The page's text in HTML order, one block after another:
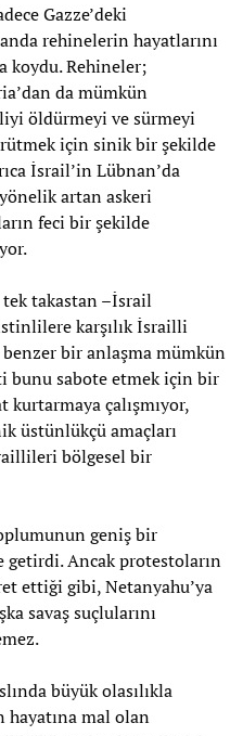
Gazze’deki
rehinelerin hayatlarını
koydu. Rehineler;
da mümkün
öldürmeyi ve sürmeyi
için sinik bir şekilde
İsrail’in Lübnan’da
artan askeri
feci bir şekilde
tek takastan –İsrail
karşılık İsrailli
bir anlaşma mümkün
bunu sabote etmek için bir
çalışmıyor,
üstünlükçü amaçları
bölgesel bir
geniş bir
getirdi. Ancak protestoların
ettiği gibi, Netanyahu’ya
savaş suçlularını
büyük olasılıkla
hayatına mal olan